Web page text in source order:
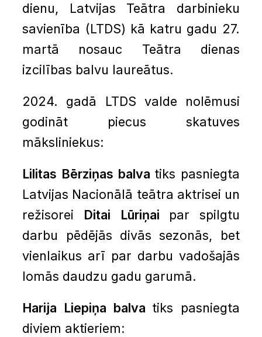
dienu, Latvijas Teātra darbinieku
savienība (LTDS) kā katru gadu 27.
martā nosauc Teātra dienas
izcilības balvu laureātus.
2024. gadā LTDS valde nolēmusi
godināt piecus skatuves
māksliniekus:
Lilitas Bērziņas balva tiks pasniegta
Latvijas Nacionālā teātra aktrisei un
režisorei Ditai Lūriņai par spilgtu
darbu pēdējās divās sezonās, bet
vienlaikus arī par darbu vadošajās
lomās daudzu gadu garumā.
Harija Liepiņa balva tiks pasniegta
diviem aktieriem: